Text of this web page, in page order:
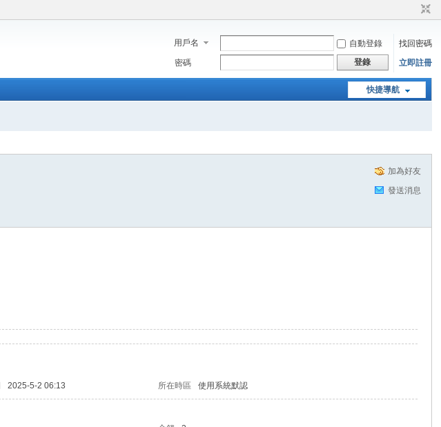
用戶名 自動登錄
找回密碼
密碼
登錄 立即註冊
快捷導航
加為好友
發送消息
2025-5-2 06:13 所在時區 使用系統默認